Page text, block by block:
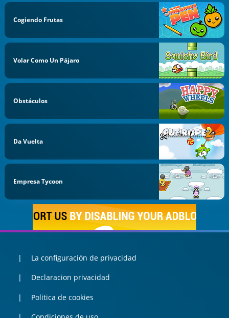
Cogiendo Frutas
Volar Como Un Pájaro
Obstáculos
Da Vuelta
Empresa Tycoon
La configuración de privacidad
Declaracion privacidad
Politica de cookies